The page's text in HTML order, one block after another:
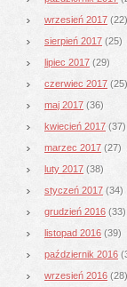
wrzesień 2017 (22)
sierpień 2017 (25)
lipiec 2017 (29)
czerwiec 2017 (25)
maj 2017 (36)
kwiecień 2017 (37)
marzec 2017 (27)
luty 2017 (38)
styczeń 2017 (34)
grudzień 2016 (33)
listopad 2016 (39)
październik 2016
wrzesień 2016 (28)